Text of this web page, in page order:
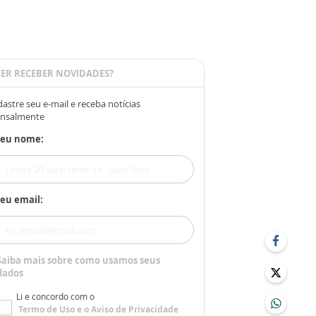
RECEBER NOVIDADES?
seu e-mail e receba notícias
nome:
email:
mais sobre como usamos seus
Li e concordo com o
Termo de Usoe oAviso de Privacidade